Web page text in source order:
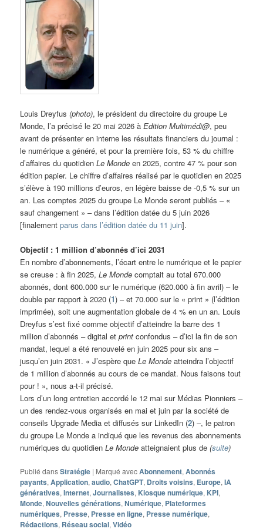
Louis Dreyfus(photo), le président du directoire du groupe Le
Monde, l’a précisé le 20 mai 2026 àEdition Multimédi@, peu
avant de présenter en interne les résultats financiers du journal :
le numérique a généré, et pour la première fois, 53 % du chiffre
d’affaires du quotidienLe Monde en 2025, contre 47 % pour son
édition papier. Le chiffre d’affaires réalisé par le quotidien en 2025
s’élève à 190 millions d’euros, en légère baisse de -0,5 % sur un
an. Les comptes 2025 du groupe Le Monde seront publiés – «
sauf changement » – dans l’édition datée du 5 juin 2026
[finalementparus dans l’édition datée du 11 juin].
Objectif : 1 million d’abonnés d’ici 2031
En nombre d’abonnements, l’écart entre le numérique et le papier
se creuse : à fin 2025,Le Monde comptait au total 670.000
abonnés, dont 600.000 sur le numérique (620.000 à fin avril) – le
double par rapport à 2020 (1) – et 70.000 sur le « print » (l’édition
imprimée), soit une augmentation globale de 4 % en un an. Louis
Dreyfus s’est fixé comme objectif d’atteindre la barre des 1
million d’abonnés – digital etprint confondus – d’ici la fin de son
mandat, lequel a été renouvelé en juin 2025 pour six ans –
jusqu’en juin 2031. « J’espère queLe Monde atteindra l’objectif
de 1 million d’abonnés au cours de ce mandat. Nous faisons tout
pour ! », nous a-t-il précisé.
Lors d’un long entretien accordé le 12 mai sur Médias Pionniers –
un des rendez-vous organisés en mai et juin par la société de
conseils Upgrade Media et diffusés sur LinkedIn (2) –, le patron
du groupe Le Monde a indiqué que les revenus des abonnements
numériques du quotidienLe Monde atteignaient plus de(suite)
Publié dansStratégie | Marqué avecAbonnement,Abonnés
payants,Application,audio,ChatGPT, Droits voisins, Europe,IA
génératives,Internet,Journalistes, Kiosque numérique, KPI,
Monde,Nouvelles générations,Numérique, Plateformes
numériques, Presse, Presse en ligne, Presse numérique,
Rédactions, Réseau social,Vidéo